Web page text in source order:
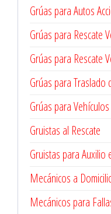
Grúas para Autos
Grúas para Rescate
Grúas para Rescate
Grúas para Traslado
Grúas para
Gruistas al Rescate
Gruistas para Auxilio
Mecánicos a
Mecánicos para